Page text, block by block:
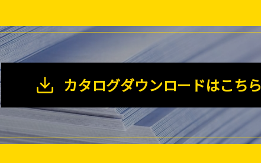
カタログダウンロードはこちら